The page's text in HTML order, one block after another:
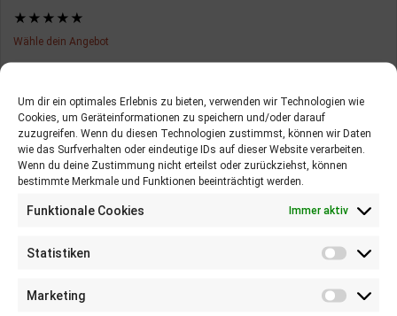
Um dir ein optimales Erlebnis zu bieten, verwenden wir Technologien wie
Cookies, um Geräteinformationen zu speichern und/oder darauf
zuzugreifen. Wenn du diesen Technologien zustimmst, können wir Daten
wie das Surfverhalten oder eindeutige IDs auf dieser Website verarbeiten.
Wenn du deine Zustimmung nicht erteilst oder zurückziehst, können
bestimmte Merkmale und Funktionen beeinträchtigt werden.
Funktionale Cookies Immer aktiv
Statistiken
Marketing
★ ★ ★ ★ ★
Wähle dein Angebot
VORTEILE:
Hohe Energieeffizienz
NACHTEILE:
Florian Schäfer
Zuletzt aktualisiert:April 11, 2020